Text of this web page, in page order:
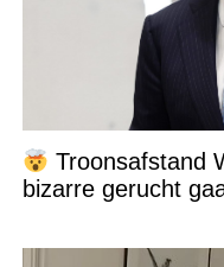
Troonsafstand
bizarre gerucht